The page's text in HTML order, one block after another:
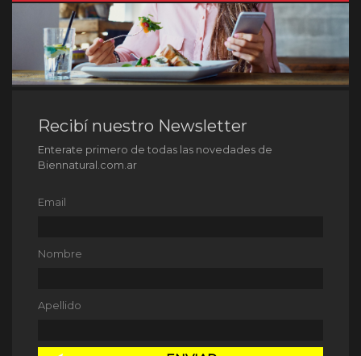
Recibí nuestro Newsletter
Enterate primero de todas las novedades de
Biennatural.com.ar
Email
Nombre
Apellido